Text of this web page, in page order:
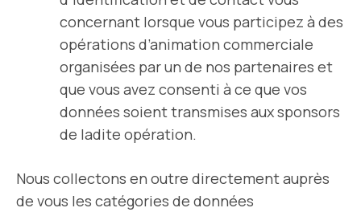
concernant lorsque vous participez à des
opérations d’animation commerciale
organisées par un de nos partenaires et
que vous avez consenti à ce que vos
données soient transmises aux sponsors
de ladite opération.
Nous collectons en outre directement auprès
de vous les catégories de données